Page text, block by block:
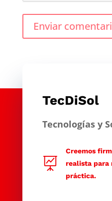
Enviar
TecDiSol
Tecnologías y

Creemos
realista para
práctica.